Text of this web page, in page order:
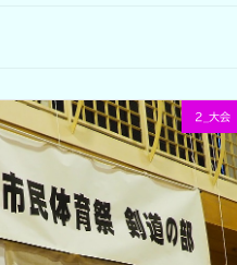
2_大会